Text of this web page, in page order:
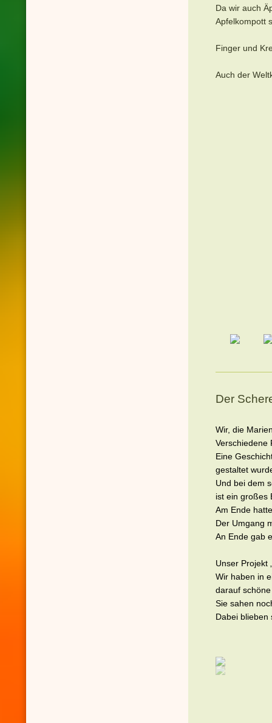
Da wir auch
Apfelkompott
Finger und
Auch der
Der
Wir, die
Verschiedene
Eine
gestaltet
Und bei dem
ist ein großes
Am Ende
Der Umgang
An Ende gab
Unser Projekt
Wir haben in
darauf
Sie sahen
Dabei blieben